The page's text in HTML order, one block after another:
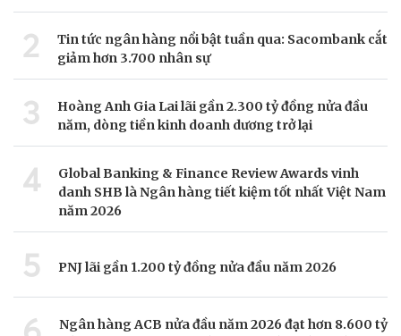
2
Tin tức ngân hàng nổi bật tuần qua: Sacombank cắt
giảm hơn 3.700 nhân sự
3
Hoàng Anh Gia Lai lãi gần 2.300 tỷ đồng nửa đầu
năm, dòng tiền kinh doanh dương trở lại
4
Global Banking & Finance Review Awards vinh
danh SHB là Ngân hàng tiết kiệm tốt nhất Việt Nam
năm 2026
5 PNJ lãi gần 1.200 tỷ đồng nửa đầu năm 2026
Ngân hàng ACB nửa đầu năm 2026 đạt hơn 8.600 tỷ